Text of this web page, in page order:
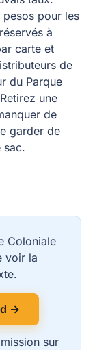
pour les
à
carte et
de
du Parque
une
de
garder de
sac.
Coloniale
voir la
→
sur